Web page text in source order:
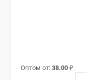
Оптом от: 38.00 ₽